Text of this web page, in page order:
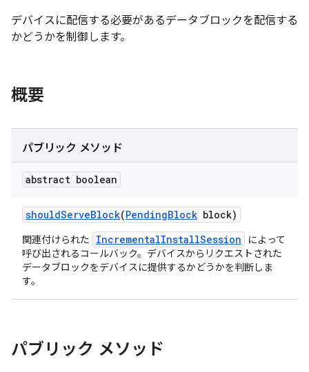
デバイスに配信する必要があるデータブロックを配信する
かどうかを制御します。
概要
パブリック メソッド
abstract boolean
shouldServeBlock(PendingBlock block)
関連付けられた IncrementalInstallSession
によって
呼び出されるコールバック。デバイスからリクエストされた
データブロックをデバイスに提供するかどうかを判断しま
す。
パブリック メソッド